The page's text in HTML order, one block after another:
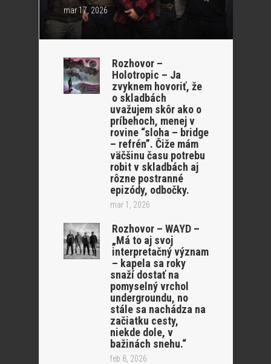
mar 17, 2026
Rozhovor –
Holotropic – Ja
zvyknem hovoriť, že
o skladbách
uvažujem skôr ako o
príbehoch, menej v
rovine “sloha – bridge
– refrén”. Čiže mám
väčšinu času potrebu
robit v skladbách aj
rôzne postranné
epizódy, odbočky.
mar 1, 2026
Rozhovor – WAYD –
„Má to aj svoj
interpretačný význam
– kapela sa roky
snaží dostať na
pomyselný vrchol
undergroundu, no
stále sa nachádza na
začiatku cesty,
niekde dole, v
bažinách snehu.“
feb 8, 2026